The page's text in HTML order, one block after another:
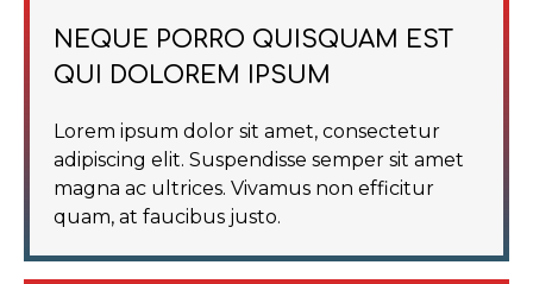
NEQUE PORRO QUISQUAM EST
QUI DOLOREM IPSUM
Lorem ipsum dolor sit amet, consectetur
adipiscing elit. Suspendisse semper sit amet
magna ac ultrices. Vivamus non efficitur
quam, at faucibus justo.